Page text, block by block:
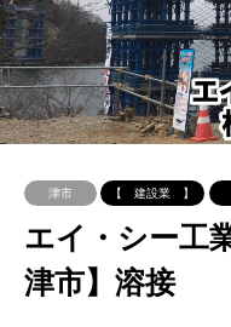
津市 【 建設業 】
エイ・シー工
津市】溶接